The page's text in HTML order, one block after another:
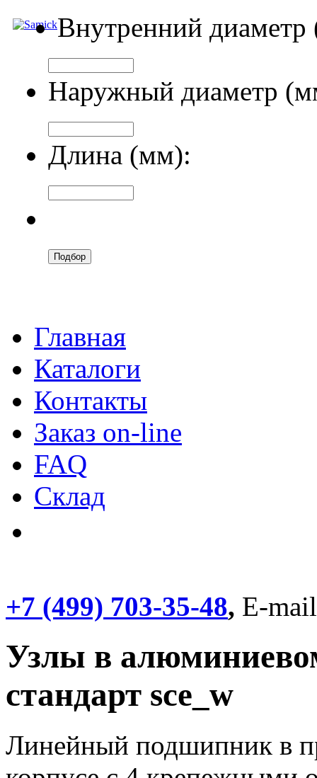
Внутренний
Наружный диаметр
Длина (мм):
Главная
Каталоги
Контакты
Заказ on-line
FAQ
Склад
+7 (499) 703-35-48, E-
Узлы в
стандарт sce_w
Линейный подшипник в